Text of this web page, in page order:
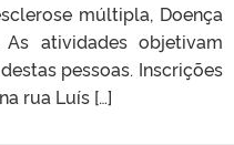
múltipla, Doença
atividades objetivam
pessoas. Inscrições
rua Luís […]